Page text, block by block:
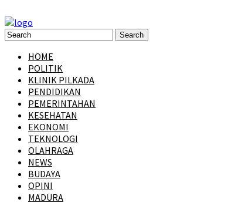
HOME
POLITIK
KLINIK PILKADA
PENDIDIKAN
PEMERINTAHAN
KESEHATAN
EKONOMI
TEKNOLOGI
OLAHRAGA
NEWS
BUDAYA
OPINI
MADURA